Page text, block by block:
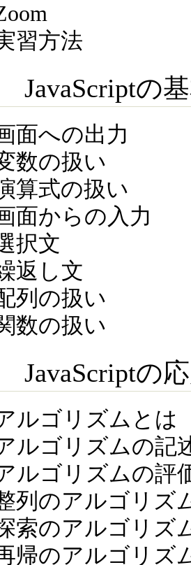
習方法
JavaScriptの
面への出力
数の扱い
算式の扱い
面からの入力
択文
返し文
列の扱い
数の扱い
JavaScriptの
ルゴリズムとは
ルゴリズムの記
ルゴリズムの評
列のアルゴリズ
索のアルゴリズ
帰のアルゴリズ